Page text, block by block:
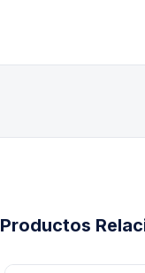
Productos